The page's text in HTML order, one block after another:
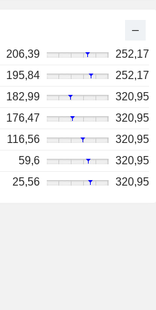
206,39
252,17
195,84
252,17
182,99
320,95
176,47
320,95
116,56
320,95
59,6
320,95
25,56 320,95